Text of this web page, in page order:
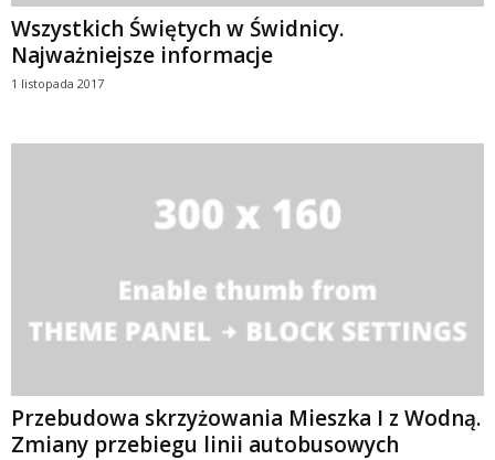
Wszystkich Świętych w Świdnicy.
Najważniejsze informacje
1 listopada 2017
Przebudowa skrzyżowania Mieszka I z Wodną.
Zmiany przebiegu linii autobusowych